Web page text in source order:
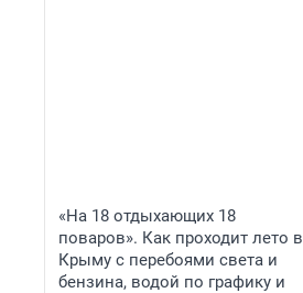
«На 18 отдыхающих 18
поваров». Как проходит лето в
Крыму с перебоями света и
бензина, водой по графику и